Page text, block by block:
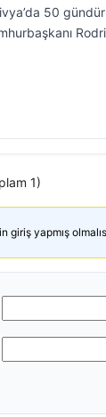
50
1)
yapmış